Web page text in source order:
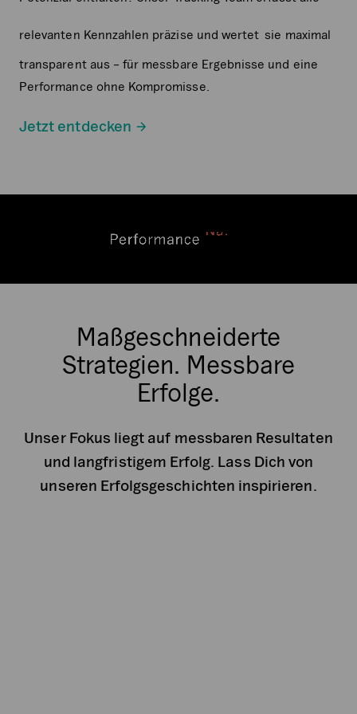
relevanten Kennzahlen präzise und wertet sie maximal
transparent aus – für messbare Ergebnisse und eine
Performance ohne Kompromisse.
Jetzt entdecken
Maßgeschneiderte
Strategien. Messbare
Erfolge.
Unser Fokus liegt auf messbaren Resultaten
und langfristigem Erfolg. Lass Dich von
unseren Erfolgsgeschichten inspirieren.